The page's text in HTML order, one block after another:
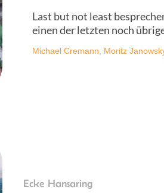
Last but not least
einen der letzten noch
Michael Cremann Moritz
Ecke Hansaring